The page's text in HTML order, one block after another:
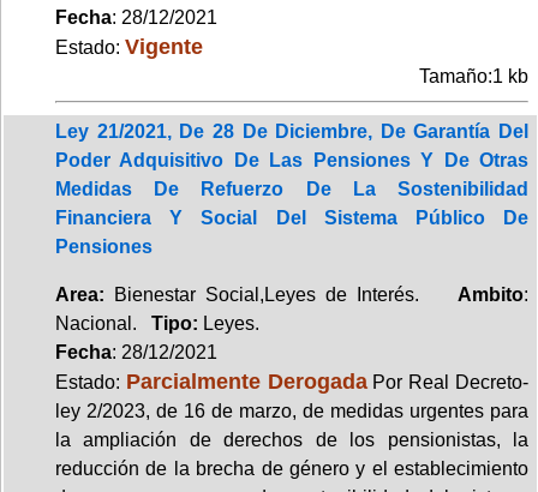
Fecha: 28/12/2021
Estado: Vigente
Tamaño:1 kb
Ley 21/2021, De 28 De Diciembre, De Garantía Del
Poder Adquisitivo De Las Pensiones Y De Otras
Medidas De Refuerzo De La Sostenibilidad
Financiera Y Social Del Sistema Público De
Pensiones
Area: Bienestar Social,Leyes de Interés. Ambito:
Nacional. Tipo: Leyes.
Fecha: 28/12/2021
Estado: Parcialmente DerogadaPor Real Decreto-
ley 2/2023, de 16 de marzo, de medidas urgentes para
la ampliación de derechos de los pensionistas, la
reducción de la brecha de género y el establecimiento